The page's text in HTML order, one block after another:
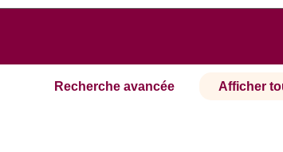
Recherche avancée Afficher